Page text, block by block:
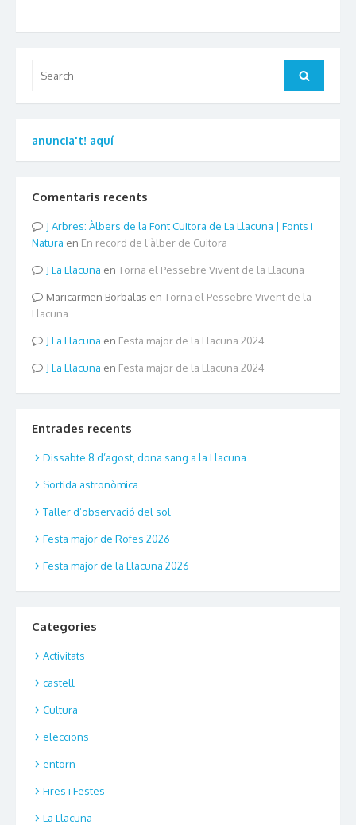
for:
Search
anuncia't! aquí
Comentaris recents
Arbres: Àlbers de la Font Cuitora de La Llacuna | Fonts i
Natura en En record de l’àlber de Cuitora
La Llacuna en Torna el Pessebre Vivent de la Llacuna
Maricarmen Borbalas en Torna el Pessebre Vivent de la
Llacuna
La Llacuna en Festa major de la Llacuna 2024
La Llacuna en Festa major de la Llacuna 2024
Entrades recents
Dissabte 8 d’agost, dona sang a la Llacuna
Sortida astronòmica
Taller d’observació del sol
Festa major de Rofes 2026
Festa major de la Llacuna 2026
Categories
Activitats
castell
Cultura
eleccions
entorn
Fires i Festes
La Llacuna